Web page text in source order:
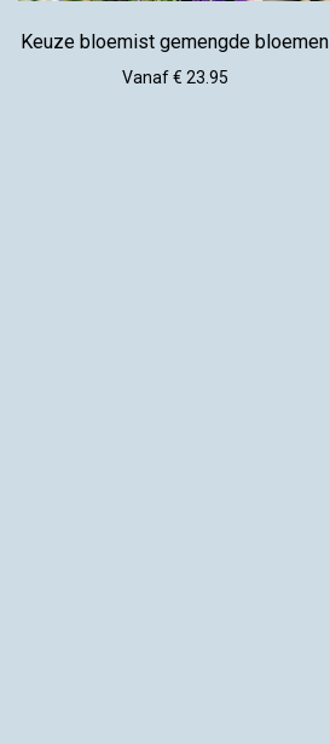
Keuze bloemist gemengde bloemen
Vanaf € 23.95